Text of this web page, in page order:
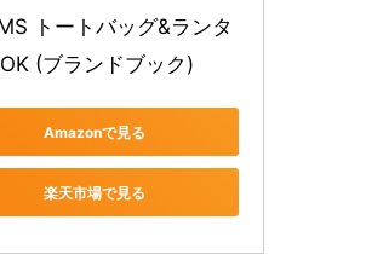
トートバッグ&ランタ
(ブランドブック)
Amazonで見る
楽天市場で見る